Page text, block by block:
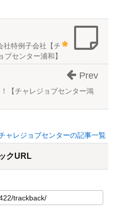
特例子会社【チ
ブセンター浦和】
【チャレジョブセンター鴻
Prev
ャレジョブセンターの記事一覧
クURL